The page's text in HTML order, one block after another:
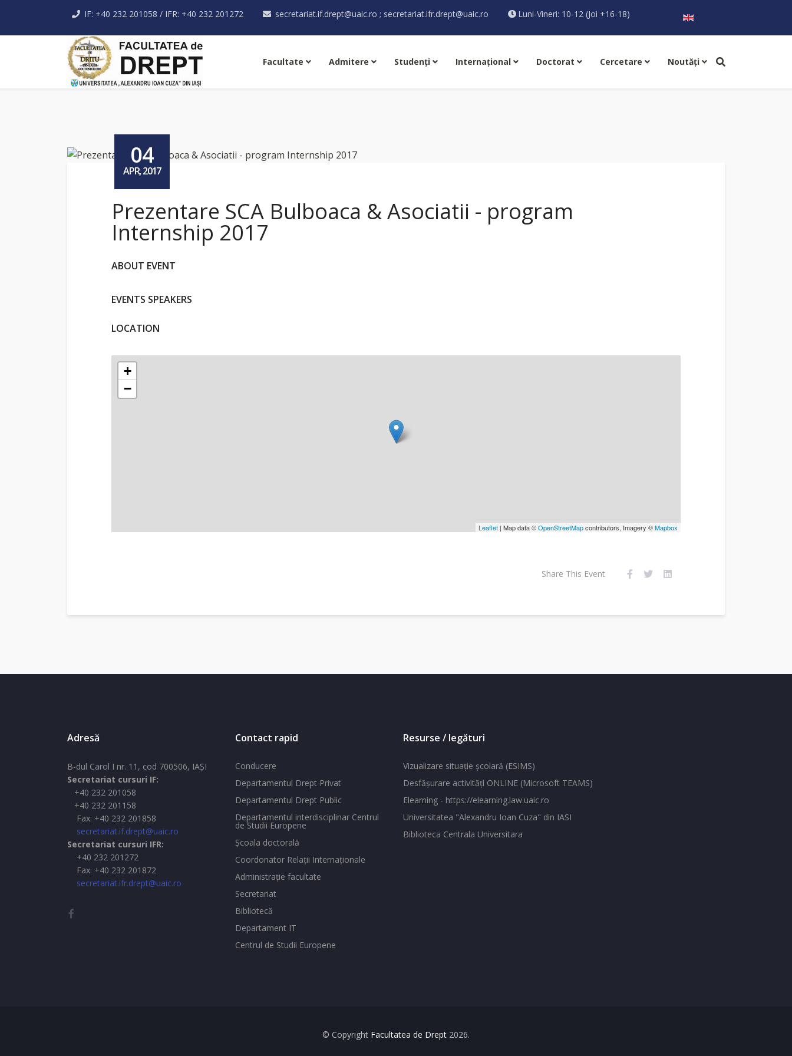
IF: +40 232 201058 / IFR: +40 232 201272 secretariat.if.drept@uaic.ro ; secretariat.ifr.drept@uaic.ro Luni-Vineri: 10-12 (Joi +16-18) Selectați limba dvs
Facultate Admitere Studenţi Internaţional Doctorat Cercetare Noutăţi
04
APR, 2017
Prezentare SCA Bulboaca & Asociatii - program
Internship 2017
ABOUT EVENT
EVENTS SPEAKERS
LOCATION
+
−
Leaflet | Map data ©OpenStreetMapcontributors, Imagery ©Mapbox
Share This Event
Adresă
B-dul Carol I nr. 11, cod 700506, IAŞI
Secretariat cursuri IF:
+40 232 201058
+40 232 201158
Fax: +40 232 201858
secretariat.if.drept@uaic.ro
Secretariat cursuri IFR:
+40 232 201272
Fax: +40 232 201872
secretariat.ifr.drept@uaic.ro
Contact rapid
Conducere
Departamentul Drept Privat
Departamentul Drept Public
Departamentul interdisciplinar Centrul
de Studii Europene
Şcoala doctorală
Coordonator Relaţii Internaţionale
Administraţie facultate
Secretariat
Bibliotecă
Departament IT
Centrul de Studii Europene
Resurse / legături
Vizualizare situaţie şcolară (ESIMS)
Desfăşurare activităţi ONLINE (Microsoft TEAMS)
Elearning - https://elearning.law.uaic.ro
Universitatea "Alexandru Ioan Cuza" din IASI
Biblioteca Centrala Universitara
© Copyright Facultatea de Drept 2026.